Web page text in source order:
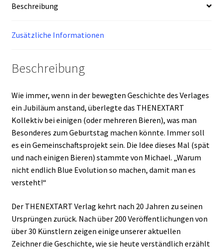
20
THENEXTART
Beschreibung
Zusätzliche Informationen
Beschreibung
Wie immer, wenn in der bewegten Geschichte des Verlages
ein Jubiläum anstand, überlegte das THENEXTART
Kollektiv bei einigen (oder mehreren Bieren), was man
Besonderes zum Geburtstag machen könnte. Immer soll
es ein Gemeinschaftsprojekt sein. Die Idee dieses Mal (spät
und nach einigen Bieren) stammte von Michael. „Warum
nicht endlich Blue Evolution so machen, damit man es
versteht!“
Der THENEXTART Verlag kehrt nach 20 Jahren zu seinen
Ursprüngen zurück. Nach über 200 Veröffentlichungen von
über 30 Künstlern zeigen einige unserer aktuellen
Zeichner die Geschichte, wie sie heute verständlich erzählt